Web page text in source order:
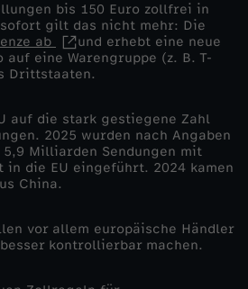
bis 150 Euro zollfrei in
gilt das nicht mehr: Die
ab
und erhebt eine neue
auf eine Warengruppe (z. B. T-
Drittstaaten.
auf die stark gestiegene Zahl
2025 wurden nach Angaben
5,9 Milliarden Sendungen mit
in die EU eingeführt. 2024 kamen
China.
vor allem europäische Händler
kontrollierbar machen.